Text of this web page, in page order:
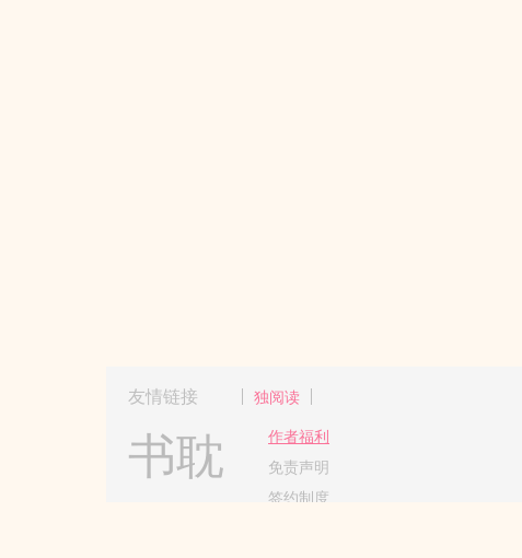
友情链接 独阅读
书耽
作者福利
免责声明
签约制度